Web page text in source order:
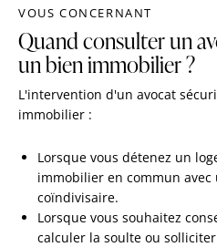
VOUS CONCERNANT
Quand consulter un
un bien immobilier ?
L'intervention d'un avocat
immobilier :
Lorsque vous détenez un
immobilier en commun
coïndivisaire.
Lorsque vous souhaitez
calculer la soulte ou